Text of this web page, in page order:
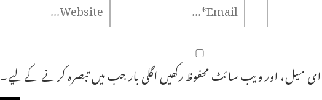
ای میل، اور ویب سائٹ محفوظ رکھیں اگلی بار جب میں تبصرہ کرنے کےلیے۔